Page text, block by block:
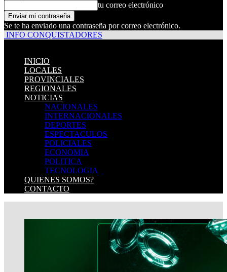
tu correo electrónico
Se te ha enviado una contraseña por correo electrónico.
INFO CONQUISTADORES
INICIO
LOCALES
PROVINCIALES
REGIONALES
NOTICIAS
NACIONALES
INTERNACIONALES
DEPORTES
ESPECTACULOS
POLICIALES
ECONOMIA
POLITICA
TECNOLOGIA
QUIENES SOMOS?
CONTACTO